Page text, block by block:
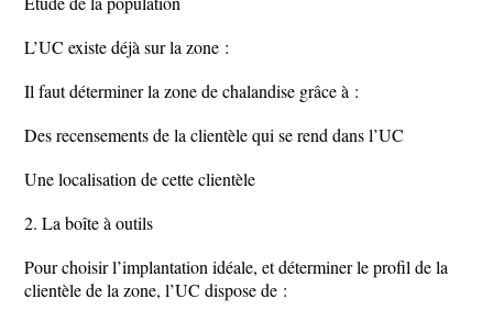
L’UC existe déjà sur la zone :
Il faut déterminer la zone de chalandise grâce à :
Des recensements de la clientèle qui se rend dans l’UC
Une localisation de cette clientèle
2. La boîte à outils
Pour choisir l’implantation idéale, et déterminer le profil de la
clientèle de la zone, l’UC dispose de :